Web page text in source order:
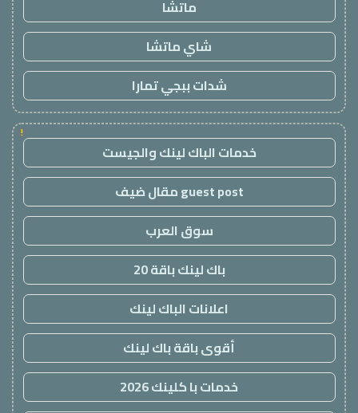
ماتشا
شاي ماتشا
شدات ببجي تمارا
!
خدمات الباك لينك والجيست
guest post مقال ضيف
سوق العرب
باك لينك باقة 20
اعلانات الباك لينك
أقوى باقة باك لينك
خدمات با كلينك 2026